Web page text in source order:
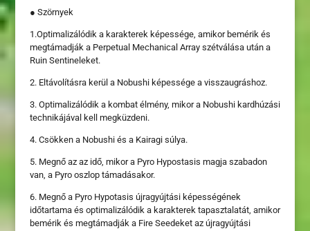
● Szörnyek
1.Optimalizálódik a karakterek képessége, amikor bemérik és
megtámadják a Perpetual Mechanical Array szétválása után a
Ruin Sentineleket.
2. Eltávolításra kerül a Nobushi képessége a visszaugráshoz.
3. Optimalizálódik a kombat élmény, mikor a Nobushi kardhúzási
technikájával kell megküzdeni.
4. Csökken a Nobushi és a Kairagi súlya.
5. Megnő az az idő, mikor a Pyro Hypostasis magja szabadon
van, a Pyro oszlop támadásakor.
6. Megnő a Pyro Hypotasis újragyújtási képességének
időtartama és optimalizálódik a karakterek tapasztalatát, amikor
bemérik és megtámadják a Fire Seedeket az újragyújtási